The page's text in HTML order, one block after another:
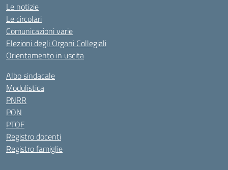
Le notizie
Le circolari
Comunicazioni varie
Elezioni degli Organi Collegiali
Orientamento in uscita
Albo sindacale
Modulistica
PNRR
PON
PTOF
Registro docenti
Registro famiglie